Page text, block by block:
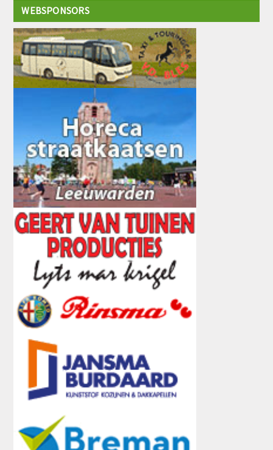
WEBSPONSORS